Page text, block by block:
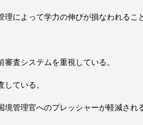
によって学力の伸びが損なわれるこ
査システムを重視している。
ている。
管理官へのプレッシャーが軽減される